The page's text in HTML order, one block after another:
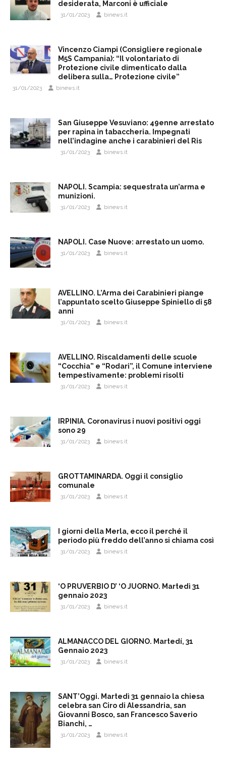
desiderata, Marconi è ufficiale
31/01/2023 binews.it
Vincenzo Ciampi (Consigliere regionale
M5S Campania): “Il volontariato di
Protezione civile dimenticato dalla
delibera sulla… Protezione civile”
31/01/2023 binews.it
San Giuseppe Vesuviano: 49enne arrestato
per rapina in tabaccheria. Impegnati
nell’indagine anche i carabinieri del Ris
31/01/2023 binews.it
NAPOLI. Scampia: sequestrata un’arma e
munizioni.
31/01/2023 binews.it
NAPOLI. Case Nuove: arrestato un uomo.
31/01/2023 binews.it
AVELLINO. L’Arma dei Carabinieri piange
l’appuntato scelto Giuseppe Spiniello di 58
anni
31/01/2023 binews.it
AVELLINO. Riscaldamenti delle scuole
“Cocchia” e “Rodari”, il Comune interviene
tempestivamente: problemi risolti
31/01/2023 binews.it
IRPINIA. Coronavirus i nuovi positivi oggi
sono 29
31/01/2023 binews.it
GROTTAMINARDA. Oggi il consiglio
comunale
31/01/2023 binews.it
I giorni della Merla, ecco il perché il
periodo più freddo dell’anno si chiama così
31/01/2023 binews.it
‘O PRUVERBIO D’ ‘O JUORNO. Martedì 31
gennaio 2023
31/01/2023 binews.it
ALMANACCO DEL GIORNO. Martedí, 31
Gennaio 2023
31/01/2023 binews.it
SANT’Oggi. Martedì 31 gennaio la chiesa
celebra san Ciro di Alessandria, san
Giovanni Bosco, san Francesco Saverio
Bianchi, …
31/01/2023 binews.it